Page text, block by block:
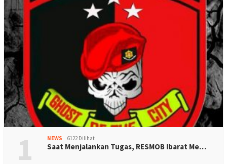
1 NEWS 6122 Dilihat
Saat Menjalankan Tugas, RESMOB Ibarat Me…